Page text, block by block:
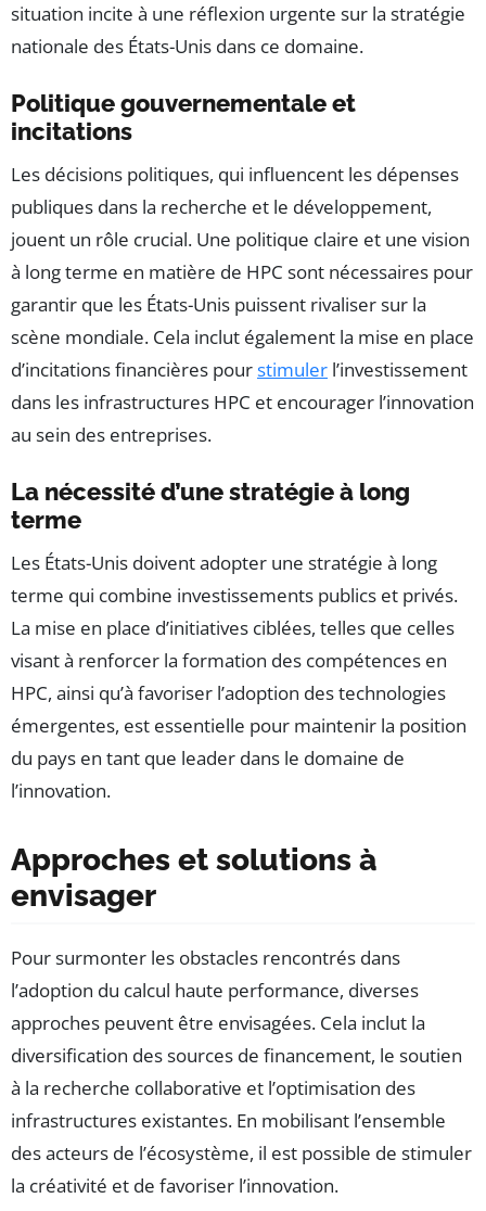
situation incite à une réflexion urgente sur la stratégie
nationale des États-Unis dans ce domaine.
Politique gouvernementale et
incitations
Les décisions politiques, qui influencent les dépenses
publiques dans la recherche et le développement,
jouent un rôle crucial. Une politique claire et une vision
à long terme en matière de HPC sont nécessaires pour
garantir que les États-Unis puissent rivaliser sur la
scène mondiale. Cela inclut également la mise en place
d’incitations financières pourstimuler l’investissement
dans les infrastructures HPC et encourager l’innovation
au sein des entreprises.
La nécessité d’une stratégie à long
terme
Les États-Unis doivent adopter une stratégie à long
terme qui combine investissements publics et privés.
La mise en place d’initiatives ciblées, telles que celles
visant à renforcer la formation des compétences en
HPC, ainsi qu’à favoriser l’adoption des technologies
émergentes, est essentielle pour maintenir la position
du pays en tant que leader dans le domaine de
l’innovation.
Approches et solutions à
envisager
Pour surmonter les obstacles rencontrés dans
l’adoption du calcul haute performance, diverses
approches peuvent être envisagées. Cela inclut la
diversification des sources de financement, le soutien
à la recherche collaborative et l’optimisation des
infrastructures existantes. En mobilisant l’ensemble
des acteurs de l’écosystème, il est possible de stimuler
la créativité et de favoriser l’innovation.